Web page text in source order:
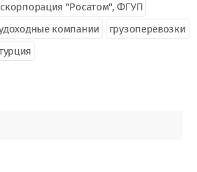
"Росатом", ФГУП
компании
грузоперевозки